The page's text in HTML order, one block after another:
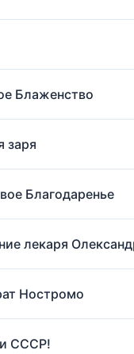
Блаженство
заря
Благодаренье
лекаря
Ностромо
СССР!